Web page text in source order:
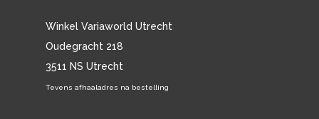
Winkel Variaworld Utrecht
Oudegracht 218
3511 NS Utrecht
Tevens afhaaladres na bestelling